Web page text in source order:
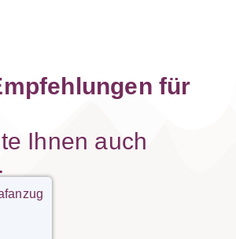
für
Ihnen auch